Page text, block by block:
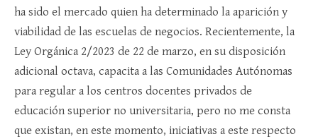
ha sido el mercado quien ha determinado la aparición y
viabilidad de las escuelas de negocios. Recientemente, la
Ley Orgánica 2/2023 de 22 de marzo, en su disposición
adicional octava, capacita a las Comunidades Autónomas
para regular a los centros docentes privados de
educación superior no universitaria, pero no me consta
que existan, en este momento, iniciativas a este respecto